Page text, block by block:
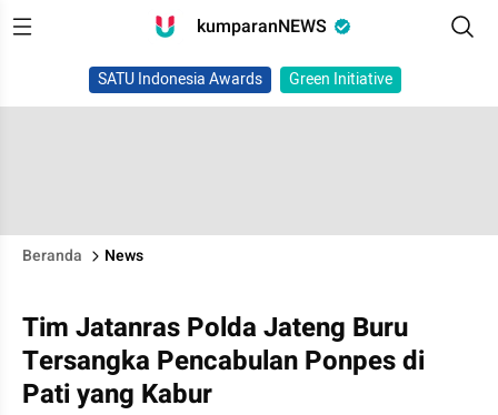
kumparanNEWS
SATU Indonesia Awards Green Initiative
Beranda News
Tim Jatanras Polda Jateng Buru
Tersangka Pencabulan Ponpes di
Pati yang Kabur